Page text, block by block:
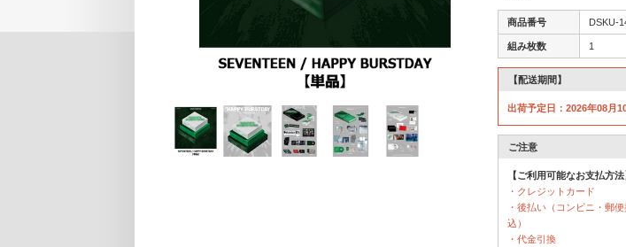
商品番号 DSKU-
組み枚数 1
【配送期間】
出荷予定日：2026年08月
ご注意
【ご利用可能なお支払方法
・クレジットカード
・後払い（コンビニ・郵
込）
・代金引換